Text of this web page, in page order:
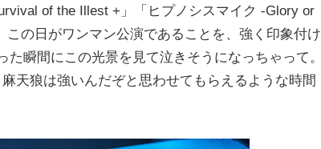
of the Illest +」「ヒプノシスマイク -Glory or
この日がワンマン公演であることを、強く印象付け
瞬間にこの光景を見て泣きそうになっちゃって。
天狼は強いんだぞと思わせてもらえるような時間